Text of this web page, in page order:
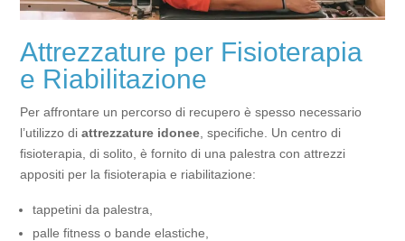
Attrezzature per Fisioterapia
e Riabilitazione
Per affrontare un percorso di recupero è spesso necessario
l’utilizzo diattrezzature idonee , specifiche. Un centro di
fisioterapia, di solito, è fornito di una palestra con attrezzi
appositi per la fisioterapia e riabilitazione:
tappetini da palestra,
palle fitness o bande elastiche,